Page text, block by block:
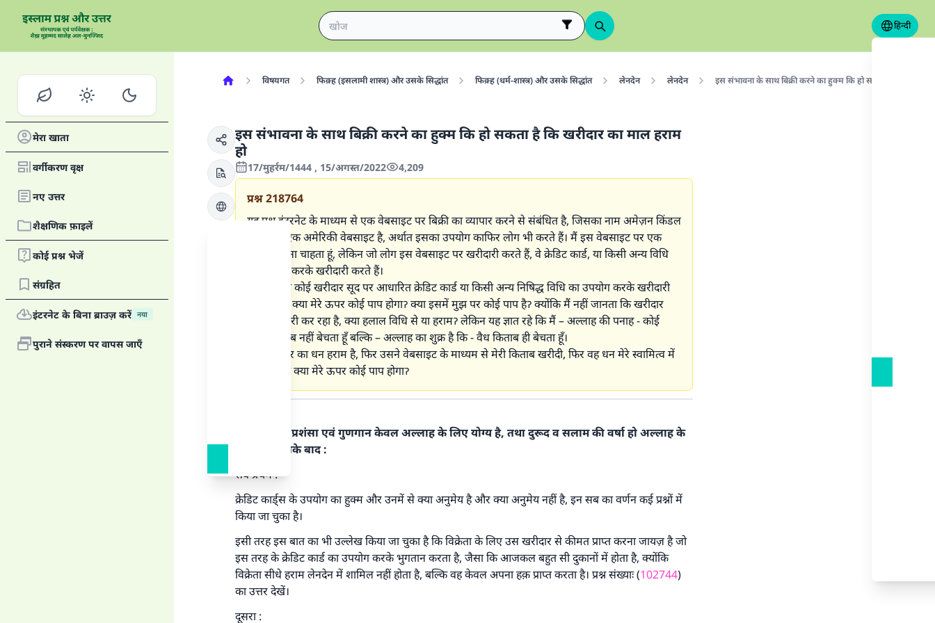
हिन्दी
मेरा खाता
वर्गीकरण वृक्ष
नए उत्तर
शैक्षणिक फ़ाइलें
कोई प्रश्न भेजें
संग्रहित
इंटरनेट के बिना ब्राउज़ करें नया
पुराने संस्करण पर वापस जाएँ
विषयगत फिक़्ह (इसलामी शास्त्र) और उसके सिद्धांत फिक़्ह (धर्म-शास्त्र) और उसके सिद्धांत लेनदेन लेनदेन इस संभावना के साथ बिक्री करने का हुक्म कि हो सकता है कि खरीदार
इस संभावना के साथ बिक्री करने का हुक्म कि हो सकता है कि खरीदार का माल हराम
हो
17/मुहर्रम/1444 , 15/अगस्त/2022 4,209
प्रश्न218764
यह प्रश्न इंटरनेट के माध्यम से एक वेबसाइट पर बिक्री का व्यापार करने से संबंधित है, जिसका नाम अमेज़न किंडल
है, जो कि एक अमेरिकी वेबसाइट है, अर्थात इसका उपयोग काफिर लोग भी करते हैं। मैं इस वेबसाइट पर एक
पुस्तक बेचना चाहता हूं, लेकिन जो लोग इस वेबसाइट पर खरीदारी करते हैं, वे क्रेडिट कार्ड, या किसी अन्य विधि
का उपयोग करके खरीदारी करते हैं।
तो क्या जब कोई खरीदार सूद पर आधारित क्रेडिट कार्ड या किसी अन्य निषिद्ध विधि का उपयोग करके खरीदारी
करता है तो क्या मेरे ऊपर कोई पाप होगाॽ क्या इसमें मुझ पर कोई पाप हैॽ क्योंकि मैं नहीं जानता कि खरीदार
कैसे खरीदारी कर रहा है, क्या हलाल विधि से या हरामॽ लेकिन यह ज्ञात रहे कि मैं – अल्लाह की पनाह - कोई
हराम किताब नहीं बेचता हूँ बल्कि – अल्लाह का शुक्र है कि - वैध किताब ही बेचता हूँ।
यदि खरीदार का धन हराम है, फिर उसने वेबसाइट के माध्यम से मेरी किताब खरीदी, फिर वह धन मेरे स्वामित्व में
आ गया, तो क्या मेरे ऊपर कोई पाप होगाॽ
हर प्रकार की प्रशंसा एवं गुणगान केवल अल्लाह के लिए योग्य है, तथा दुरूद व सलाम की वर्षा हो अल्लाह के
रसूल पर। इसके बाद :
सर्व प्रथम :
क्रेडिट कार्ड्स के उपयोग का हुक्म और उनमें से क्या अनुमेय है और क्या अनुमेय नहीं है, इन सब का वर्णन कई प्रश्नों में
किया जा चुका है।
इसी तरह इस बात का भी उल्लेख किया जा चुका है कि विक्रेता के लिए उस खरीदार से कीमत प्राप्त करना जायज़ है जो
इस तरह के क्रेडिट कार्ड का उपयोग करके भुगतान करता है, जैसा कि आजकल बहुत सी दुकानों में होता है, क्योंकि
विक्रेता सीधे हराम लेनदेन में शामिल नहीं होता है, बल्कि वह केवल अपना हक़ प्राप्त करता है। प्रश्न संख्याः (102744)
का उत्तर देखें।
दूसरा :